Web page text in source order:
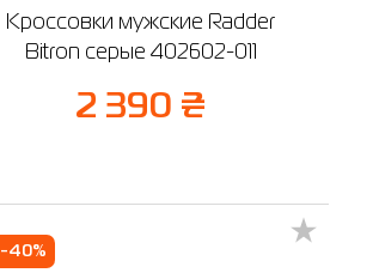
Кроссовки мужские Radder
Bitron серые 402602-011
2 390 ₴
-40%